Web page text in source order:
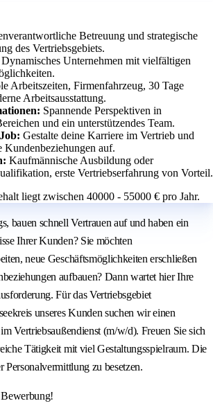
Betreuung und strategische
des Vertriebsgebiets.
Dynamisches Unternehmen mit vielfältigen
Arbeitszeiten, Firmenfahrzeug, 30 Tage
Arbeitsausstattung.
Spannende Perspektiven in
und ein unterstützendes Team.
Gestalte deine Karriere im Vertrieb und
Kundenbeziehungen auf.
Kaufmännische Ausbildung oder
erste Vertriebserfahrung von Vorteil.
liegt zwischen 40000 - 55000 € pro Jahr.
bauen schnell Vertrauen auf und haben ein
Ihrer Kunden? Sie möchten
neue Geschäftsmöglichkeiten erschließen
aufbauen? Dann wartet hier Ihre
Für das Vertriebsgebiet
unseres Kunden suchen wir einen
Vertriebsaußendienst (m/w/d). Freuen Sie sich
Tätigkeit mit viel Gestaltungsspielraum. Die
Personalvermittlung zu besetzen.